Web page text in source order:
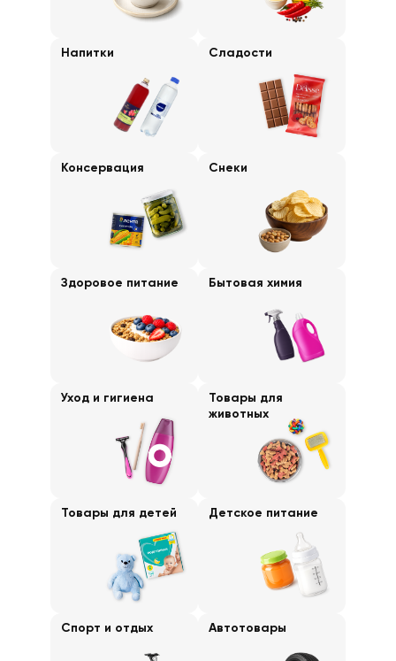
Напитки Сладости
Консервация Снеки
Здоровое питание Бытовая химия
Уход и гигиена
Товары для
животных
Товары для детей Детское питание
Спорт и отдых Автотовары